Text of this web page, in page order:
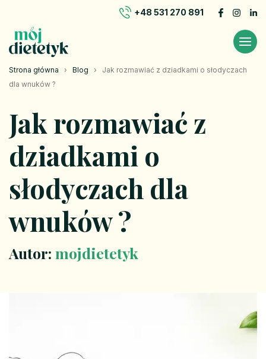
+48 531 270 891
Strona główna › Blog › Jak rozmawiać z dziadkami o słodyczach
dla wnuków ?
Jak rozmawiać z
dziadkami o
słodyczach dla
wnuków ?
Autor: mojdietetyk